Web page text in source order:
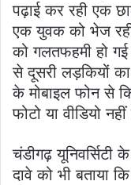
पढ़ाई कर रही एक
एक युवक को भेज रही
को गलतफहमी हो
से दूसरी लड़कियों का
के मोबाइल फोन से
फोटो या वीडियो नहीं
चंडीगढ़
दावे को भी बताया